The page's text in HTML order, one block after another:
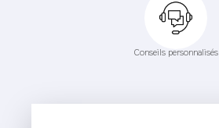
Conseils personnalisés